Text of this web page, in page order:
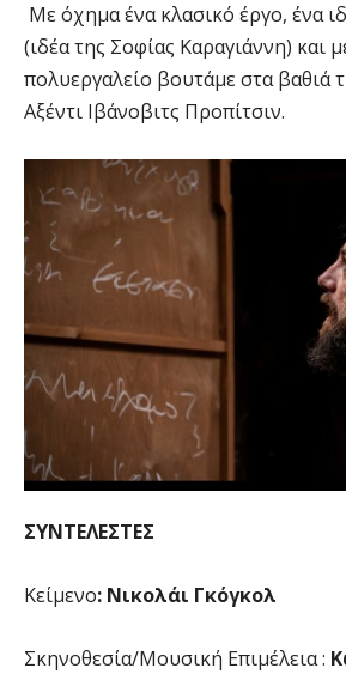
Με όχημα ένα κλασικό έργο, ένα
(ιδέα της Σοφίας Καραγιάννη) και
πολυεργαλείο βουτάμε στα βαθιά
Αξέντι Ιβάνοβιτς Προπίτσιν.
ΣΥΝΤΕΛΕΣΤΕΣ
Κείμενο: Νικολάι Γκόγκολ
Σκηνοθεσία/Μουσική Επιμέλεια :